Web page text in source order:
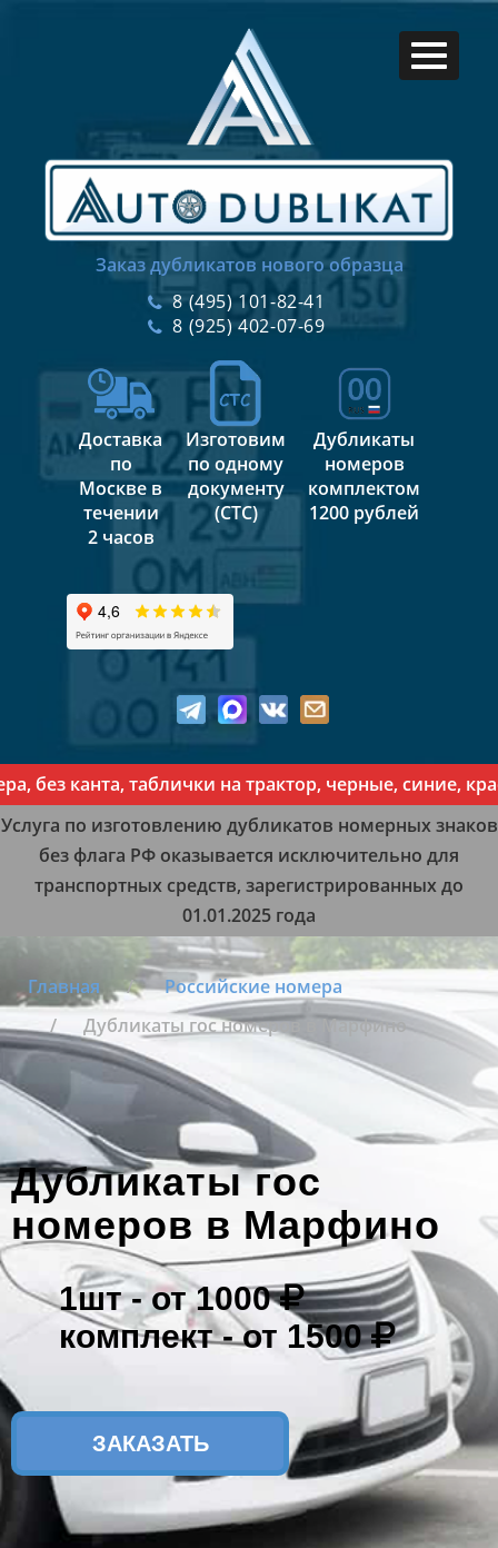
Заказ дубликатов нового образца
8 (495) 101-82-41
8 (925) 402-07-69
Доставка
по
Москве в
течении
2 часов
Изготовим
по одному
документу
(СТС)
Дубликаты
номеров
комплектом
1200 рублей
канта, таблички на трактор, черные, синие,
Услуга по изготовлению дубликатов номерных знаков
без флага РФ оказывается исключительно для
транспортных средств, зарегистрированных до
01.01.2025 года
Главная
Российские номера
Дубликаты гос номеров в Марфино
Дубликаты гос
номеров в Марфино
1шт -от 1000
комплект -от 1500
ЗАКАЗАТЬ